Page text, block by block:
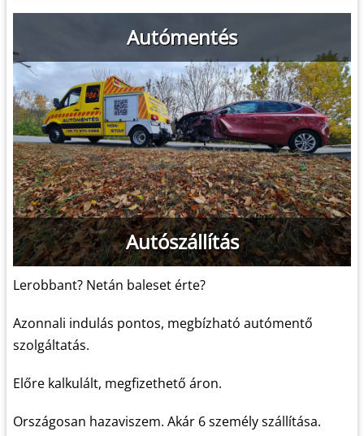
Autómentés
Autószállítás
Lerobbant? Netán baleset érte?
Azonnali indulás pontos, megbízható autómentő
szolgáltatás.
Előre kalkulált, megfizethető áron.
Országosan hazaviszem. Akár 6 személy szállítása.